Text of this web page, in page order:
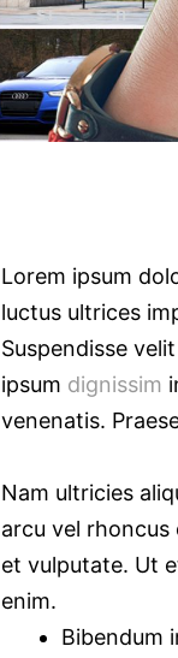
Lorem ipsum
luctus ultrices
Suspendisse
ipsum dignissim
venenatis.
Nam ultricies
arcu vel
et vulputate. Ut
enim.
Bibendum